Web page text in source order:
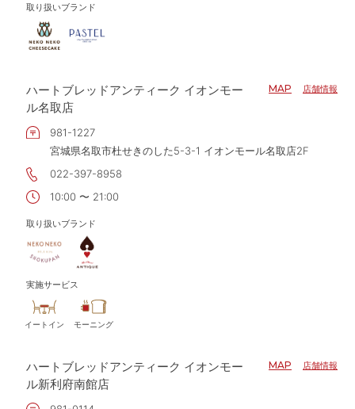
取り扱いブランド
ハートブレッドアンティーク イオンモー
ル名取店
MAP 店舗情報
981-1227
宮城県名取市杜せきのした5-3-1 イオンモール名取店2F
022-397-8958
10:00 〜 21:00
取り扱いブランド
実施サービス
イートイン モーニング
ハートブレッドアンティーク イオンモー
ル新利府南館店
MAP 店舗情報